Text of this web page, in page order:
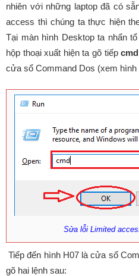
nhiên với những laptop đã có
access thì chúng ta thực hiện
Tại màn hình Desktop ta nhấn
hộp thoại xuất hiện ta gõ tiếpcmd
cửa sổ Command Dos (xem hình
Sửa lỗi Limited
Tiếp đến hình H07 là cửa sổ
gõ hai lệnh sau: